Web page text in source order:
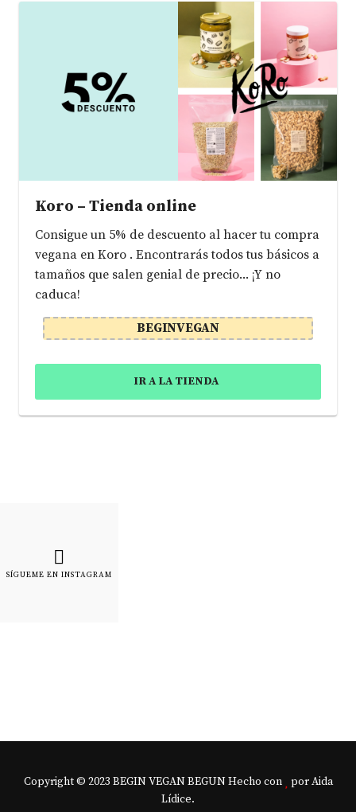
Koro – Tienda online
Consigue un 5% de descuento al hacer tu compra
vegana en Koro . Encontrarás todos tus básicos a
tamaños que salen genial de precio... ¡Y no
caduca!
BEGINVEGAN
IR A LA TIENDA
SÍGUEME EN INSTAGRAM
Copyright © 2023 BEGIN VEGAN BEGUN Hecho con
por Aida
Lídice.